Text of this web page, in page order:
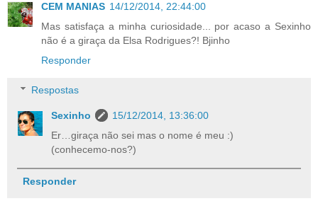
CEM MANIAS 14/12/2014, 22:44:00
Mas satisfaça a minha curiosidade... por acaso a Sexinho
não é a giraça da Elsa Rodrigues?! Bjinho
Responder
Respostas
Sexinho
15/12/2014, 13:36:00
Er…giraça não sei mas o nome é meu :)
(conhecemo-nos?)
Responder